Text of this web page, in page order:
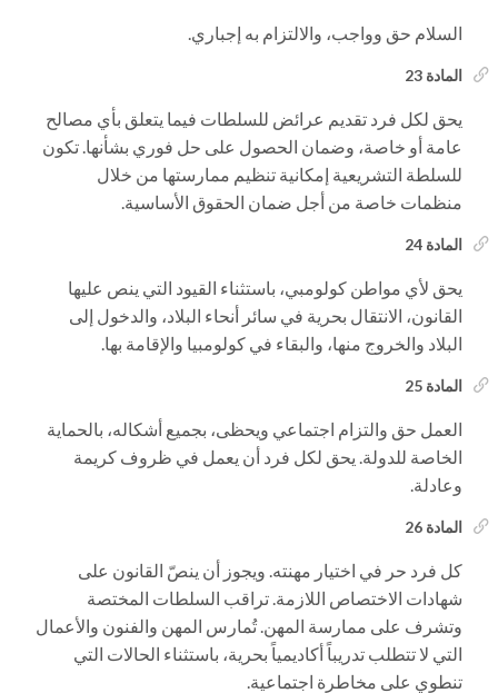
السلام حق وواجب، والالتزام به إجباري.
المادة 23
يحق لكل فرد تقديم عرائض للسلطات فيما يتعلق بأي مصالح
عامة أو خاصة، وضمان الحصول على حل فوري بشأنها. تكون
للسلطة التشريعية إمكانية تنظيم ممارستها من خلال
منظمات خاصة من أجل ضمان الحقوق الأساسية.
المادة 24
يحق لأي مواطن كولومبي، باستثناء القيود التي ينص عليها
القانون، الانتقال بحرية في سائر أنحاء البلاد، والدخول إلى
البلاد والخروج منها، والبقاء في كولومبيا والإقامة بها.
المادة 25
العمل حق والتزام اجتماعي ويحظى، بجميع أشكاله، بالحماية
الخاصة للدولة. يحق لكل فرد أن يعمل في ظروف كريمة
وعادلة.
المادة 26
كل فرد حر في اختيار مهنته. ويجوز أن ينصّ القانون على
شهادات الاختصاص اللازمة. تراقب السلطات المختصة
وتشرف على ممارسة المهن. تُمارس المهن والفنون والأعمال
التي لا تتطلب تدريباً أكاديمياً بحرية، باستثناء الحالات التي
تنطوي على مخاطرة اجتماعية.